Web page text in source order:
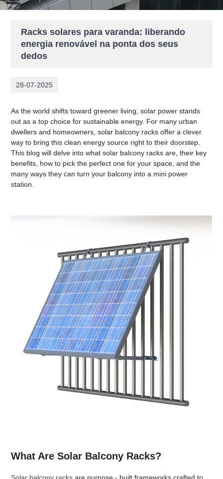
Racks solares para varanda: liberando
energia renovável na ponta dos seus
dedos
28-07-2025
As the world shifts toward greener living, solar power stands
out as a top choice for sustainable energy. For many urban
dwellers and homeowners, solar balcony racks offer a clever
way to bring this clean energy source right to their doorstep.
This blog will delve into what solar balcony racks are, their key
benefits, how to pick the perfect one for your space, and the
many ways they can turn your balcony into a mini power
station.
What Are Solar Balcony Racks?